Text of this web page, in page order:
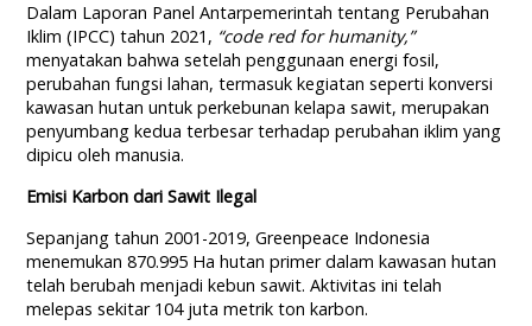
Dalam Laporan Panel Antarpemerintah tentang Perubahan
Iklim (IPCC) tahun 2021, “code red for humanity,”
menyatakan bahwa setelah penggunaan energi fosil,
perubahan fungsi lahan, termasuk kegiatan seperti konversi
kawasan hutan untuk perkebunan kelapa sawit, merupakan
penyumbang kedua terbesar terhadap perubahan iklim yang
dipicu oleh manusia.
Emisi Karbon dari Sawit Ilegal
Sepanjang tahun 2001-2019, Greenpeace Indonesia
menemukan 870.995 Ha hutan primer dalam kawasan hutan
telah berubah menjadi kebun sawit. Aktivitas ini telah
melepas sekitar 104 juta metrik ton karbon.